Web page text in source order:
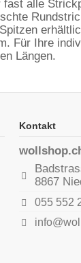
alle
Für Ihre
Längen.
Kontakt
8867
055 552